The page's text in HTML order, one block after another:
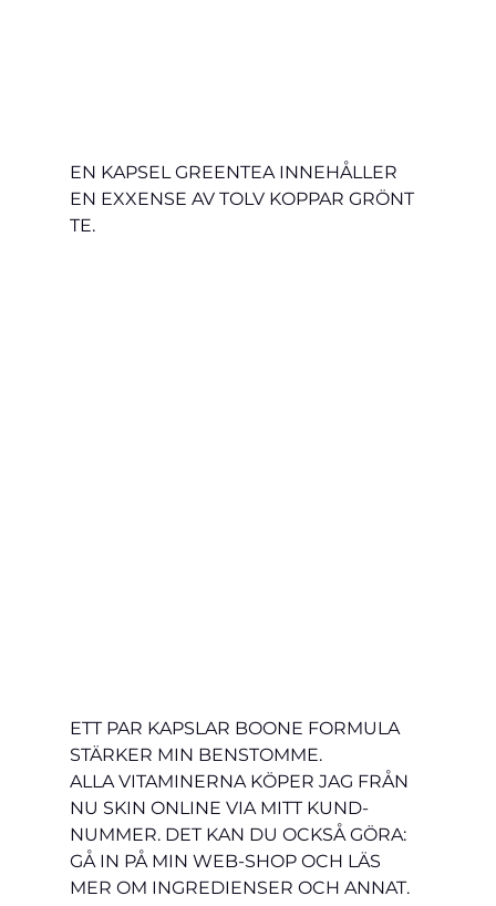
EN KAPSEL GREENTEA INNEHÅLLER
EN EXXENSE AV TOLV KOPPAR GRÖNT
TE.
ETT PAR KAPSLAR BOONE FORMULA
STÄRKER MIN BENSTOMME.
ALLA VITAMINERNA KÖPER JAG FRÅN
NU SKIN ONLINE VIA MITT KUND-
NUMMER. DET KAN DU OCKSÅ GÖRA:
GÅ IN PÅ MIN WEB-SHOP OCH LÄS
MER OM INGREDIENSER OCH ANNAT.